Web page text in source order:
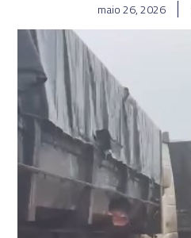
maio 26, 2026